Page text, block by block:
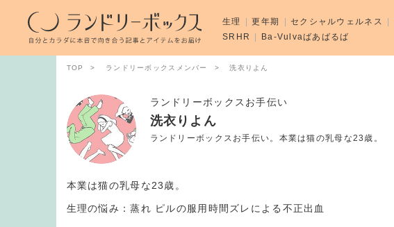
TOP ランドリーボックスメンバー 洗衣りよん
ランドリーボックスお手伝い
洗衣りよん
ランドリーボックスお手伝い。本業は猫の乳母な23歳。
本業は猫の乳母な23歳。
生理の悩み：蒸れ ピルの服用時間ズレによる不正出血
生理 更年期 セクシャルウェルネス
SRHR
Ba-Vulvaばあばるば